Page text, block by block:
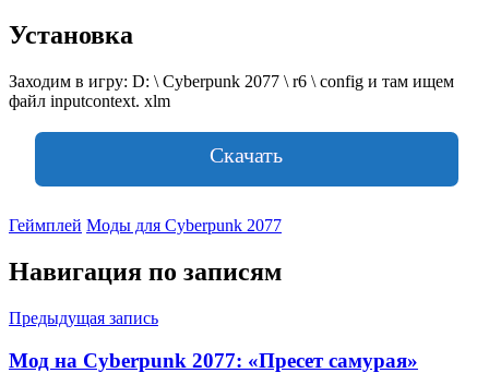
Установка
Заходим в игру: D: \ Cyberpunk 2077 \ r6 \ config и там ищем
файл inputcontext. xlm
Скачать
Геймплей Моды для Cyberpunk 2077
Навигация по записям
Предыдущая запись
Мод на Cyberpunk 2077: «Пресет самурая»